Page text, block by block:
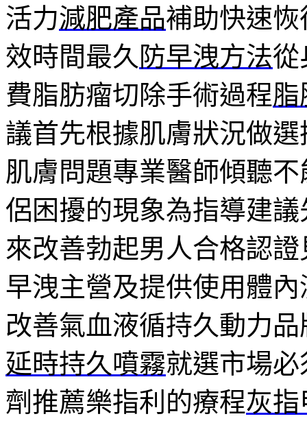
活力減肥產品補助快速
效時間最久 防早洩方法從
費脂肪瘤切除手術過程脂
議首先根據肌膚狀況做選
肌膚問題專業醫師傾聽
侶困擾的現象為指導建
來改善勃起男人合格認
早洩主營及提供使用體
改善氣血液循持久動力
延時持久噴霧就選市場
劑推薦樂指利的療程灰指